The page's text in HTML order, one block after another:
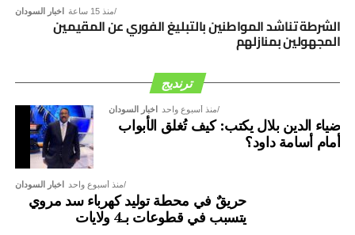
استيعاب النزلاء، وفقًا للمعايير المطلوبة، مع مراعاة مبادئ
حقوق الإنسان والضوابط القانونية ذات الصلة.
اخبار السودان منذ 15 ساعة
الشرطة تناشد المواطنين بالتبليغ الفوري عن المقيمين
المجهولين بمنازلهم
ترنديج
اخبار السودان منذ أسبوع واحد
ضياء الدين بلال يكتب: كيف تُغلق الأبواب
أمام أسامة داود؟
اخبار السودان منذ أسبوع واحد
حريقٌ في محطة توليد كهرباء سد مروي
يتسبب في قطوعات بـ4 ولايات